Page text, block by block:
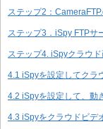
ステップ2：
ステップ3．iSpy FTPサ
ステップ4. iSpyクラウ
4.1 iSpyを設定してクラ
4.2 iSpyを設定して、動
4.3 iSpyをクラウドビデ